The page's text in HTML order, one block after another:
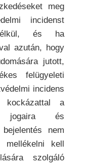
meg
incidenst
és ha
azután, hogy
jutott,
felügyeleti
incidens
kockázattal a
jogaira és
nem
kell
szolgáló